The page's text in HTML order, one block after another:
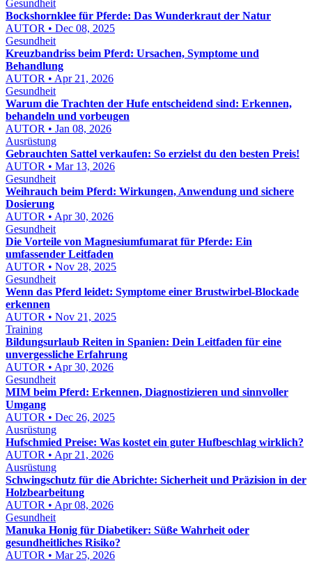
Gesundheit
Bockshornklee für Pferde: Das Wunderkraut der Natur
AUTOR • Dec 08, 2025
Gesundheit
Kreuzbandriss beim Pferd: Ursachen, Symptome und
Behandlung
AUTOR • Apr 21, 2026
Gesundheit
Warum die Trachten der Hufe entscheidend sind: Erkennen,
behandeln und vorbeugen
AUTOR • Jan 08, 2026
Ausrüstung
Gebrauchten Sattel verkaufen: So erzielst du den besten Preis!
AUTOR • Mar 13, 2026
Gesundheit
Weihrauch beim Pferd: Wirkungen, Anwendung und sichere
Dosierung
AUTOR • Apr 30, 2026
Gesundheit
Die Vorteile von Magnesiumfumarat für Pferde: Ein
umfassender Leitfaden
AUTOR • Nov 28, 2025
Gesundheit
Wenn das Pferd leidet: Symptome einer Brustwirbel-Blockade
erkennen
AUTOR • Nov 21, 2025
Training
Bildungsurlaub Reiten in Spanien: Dein Leitfaden für eine
unvergessliche Erfahrung
AUTOR • Apr 30, 2026
Gesundheit
MIM beim Pferd: Erkennen, Diagnostizieren und sinnvoller
Umgang
AUTOR • Dec 26, 2025
Ausrüstung
Hufschmied Preise: Was kostet ein guter Hufbeschlag wirklich?
AUTOR • Apr 21, 2026
Ausrüstung
Schwingschutz für die Abrichte: Sicherheit und Präzision in der
Holzbearbeitung
AUTOR • Apr 08, 2026
Gesundheit
Manuka Honig für Diabetiker: Süße Wahrheit oder
gesundheitliches Risiko?
AUTOR • Mar 25, 2026